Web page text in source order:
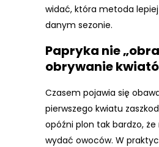
widać, która metoda lepiej
danym sezonie.
Papryka nie
obrywanie
Czasem pojawia się
pierwszego kwiatu
opóźni plon tak bardzo, że
wydać owoców. W